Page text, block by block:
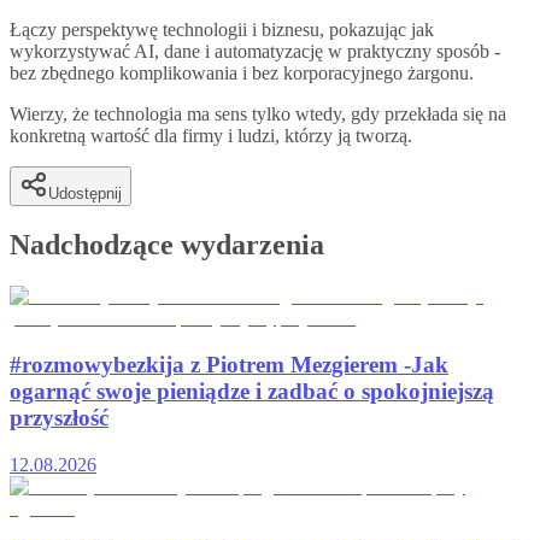
Łączy perspektywę technologii i biznesu, pokazując jak
wykorzystywać AI, dane i automatyzację w praktyczny sposób -
bez zbędnego komplikowania i bez korporacyjnego żargonu.
Wierzy, że technologia ma sens tylko wtedy, gdy przekłada się na
konkretną wartość dla firmy i ludzi, którzy ją tworzą.
Udostępnij
Nadchodzące wydarzenia
#rozmowybezkija z Piotrem Mezgierem -Jak
ogarnąć swoje pieniądze i zadbać o spokojniejszą
przyszłość
12.08.2026